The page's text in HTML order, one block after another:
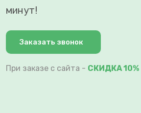
минут!
Заказать звонок
При заказе с сайта - СКИДКА 10%